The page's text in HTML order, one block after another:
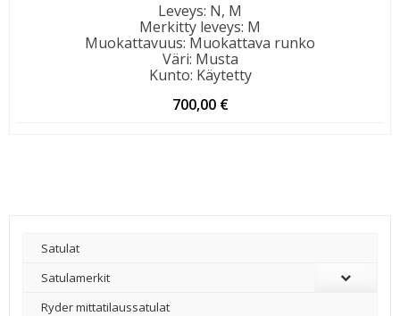
Leveys: N, M
Merkitty leveys: M
Muokattavuus: Muokattava runko
Väri: Musta
Kunto: Käytetty
700,00 €
Satulat
Satulamerkit
Ryder mittatilaussatulat